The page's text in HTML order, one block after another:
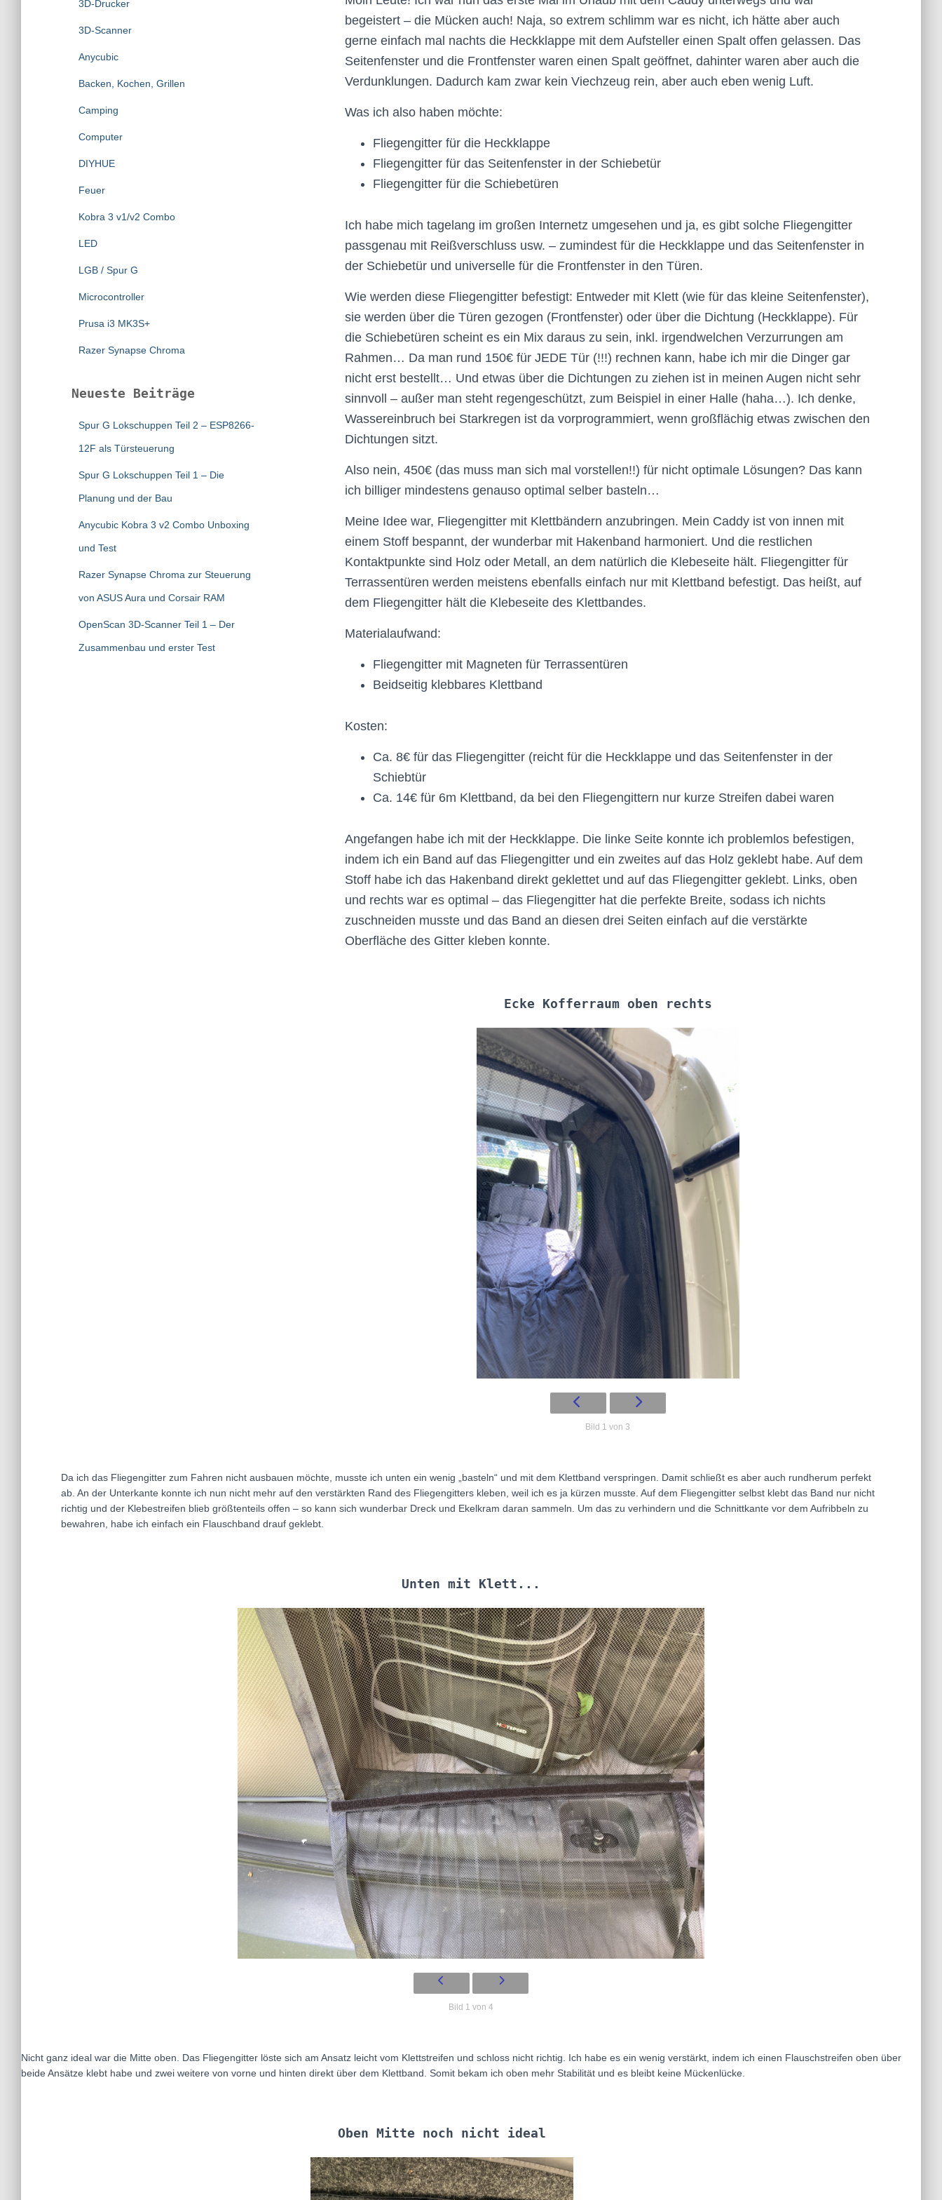
3D-Drucker
3D-Scanner
Anycubic
Backen, Kochen, Grillen
Camping
Computer
DIYHUE
Feuer
Kobra 3 v1/v2 Combo
LED
LGB / Spur G
Microcontroller
Prusa i3 MK3S+
Razer Synapse Chroma
Neueste Beiträge
Spur G Lokschuppen Teil 2 – ESP8266-
12F als Türsteuerung
Spur G Lokschuppen Teil 1 – Die
Planung und der Bau
Anycubic Kobra 3 v2 Combo Unboxing
und Test
Razer Synapse Chroma zur Steuerung
von ASUS Aura und Corsair RAM
OpenScan 3D-Scanner Teil 1 – Der
Zusammenbau und erster Test
begeistert – die Mücken auch! Naja, so extrem schlimm war es nicht, ich hätte aber auch
gerne einfach mal nachts die Heckklappe mit dem Aufsteller einen Spalt offen gelassen. Das
Seitenfenster und die Frontfenster waren einen Spalt geöffnet, dahinter waren aber auch die
Verdunklungen. Dadurch kam zwar kein Viechzeug rein, aber auch eben wenig Luft.
Was ich also haben möchte:
Fliegengitter für die Heckklappe
Fliegengitter für das Seitenfenster in der Schiebetür
Fliegengitter für die Schiebetüren
Ich habe mich tagelang im großen Internetz umgesehen und ja, es gibt solche Fliegengitter
passgenau mit Reißverschluss usw. – zumindest für die Heckklappe und das Seitenfenster in
der Schiebetür und universelle für die Frontfenster in den Türen.
Wie werden diese Fliegengitter befestigt: Entweder mit Klett (wie für das kleine Seitenfenster),
sie werden über die Türen gezogen (Frontfenster) oder über die Dichtung (Heckklappe). Für
die Schiebetüren scheint es ein Mix daraus zu sein, inkl. irgendwelchen Verzurrungen am
Rahmen… Da man rund 150€ für JEDE Tür (!!!) rechnen kann, habe ich mir die Dinger gar
nicht erst bestellt… Und etwas über die Dichtungen zu ziehen ist in meinen Augen nicht sehr
sinnvoll – außer man steht regengeschützt, zum Beispiel in einer Halle (haha…). Ich denke,
Wassereinbruch bei Starkregen ist da vorprogrammiert, wenn großflächig etwas zwischen den
Dichtungen sitzt.
Also nein, 450€ (das muss man sich mal vorstellen!!) für nicht optimale Lösungen? Das kann
ich billiger mindestens genauso optimal selber basteln…
Meine Idee war, Fliegengitter mit Klettbändern anzubringen. Mein Caddy ist von innen mit
einem Stoff bespannt, der wunderbar mit Hakenband harmoniert. Und die restlichen
Kontaktpunkte sind Holz oder Metall, an dem natürlich die Klebeseite hält. Fliegengitter für
Terrassentüren werden meistens ebenfalls einfach nur mit Klettband befestigt. Das heißt, auf
dem Fliegengitter hält die Klebeseite des Klettbandes.
Materialaufwand:
Fliegengitter mit Magneten für Terrassentüren
Beidseitig klebbares Klettband
Kosten:
Ca. 8€ für das Fliegengitter (reicht für die Heckklappe und das Seitenfenster in der
Schiebtür
Ca. 14€ für 6m Klettband, da bei den Fliegengittern nur kurze Streifen dabei waren
Angefangen habe ich mit der Heckklappe. Die linke Seite konnte ich problemlos befestigen,
indem ich ein Band auf das Fliegengitter und ein zweites auf das Holz geklebt habe. Auf dem
Stoff habe ich das Hakenband direkt geklettet und auf das Fliegengitter geklebt. Links, oben
und rechts war es optimal – das Fliegengitter hat die perfekte Breite, sodass ich nichts
zuschneiden musste und das Band an diesen drei Seiten einfach auf die verstärkte
Oberfläche des Gitter kleben konnte.
Ecke Kofferraum oben rechts
Bild 1 von 3
Da ich das Fliegengitter zum Fahren nicht ausbauen möchte, musste ich unten ein wenig „basteln“ und mit dem Klettband verspringen. Damit schließt es aber auch rundherum perfekt
ab. An der Unterkante konnte ich nun nicht mehr auf den verstärkten Rand des Fliegengitters kleben, weil ich es ja kürzen musste. Auf dem Fliegengitter selbst klebt das Band nur nicht
richtig und der Klebestreifen blieb größtenteils offen – so kann sich wunderbar Dreck und Ekelkram daran sammeln. Um das zu verhindern und die Schnittkante vor dem Aufribbeln zu
bewahren, habe ich einfach ein Flauschband drauf geklebt.
Unten mit Klett...
Bild 1 von 4
Nicht ganz ideal war die Mitte oben. Das Fliegengitter löste sich am Ansatz leicht vom Klettstreifen und schloss nicht richtig. Ich habe es ein wenig verstärkt, indem ich einen Flauschstreifen oben über
beide Ansätze klebt habe und zwei weitere von vorne und hinten direkt über dem Klettband. Somit bekam ich oben mehr Stabilität und es bleibt keine Mückenlücke.
Oben Mitte noch nicht ideal